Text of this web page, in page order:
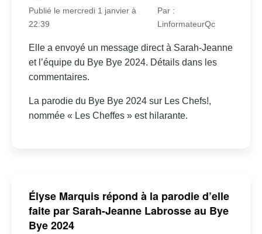
Publié le mercredi 1 janvier à
22:39
Par :
LinformateurQc
Elle a envoyé un message direct à Sarah-Jeanne
et l’équipe du Bye Bye 2024. Détails dans les
commentaires.
La parodie du Bye Bye 2024 sur Les Chefs!,
nommée « Les Cheffes » est hilarante.
Élyse Marquis répond à la parodie d’elle
faite par Sarah-Jeanne Labrosse au Bye
Bye 2024